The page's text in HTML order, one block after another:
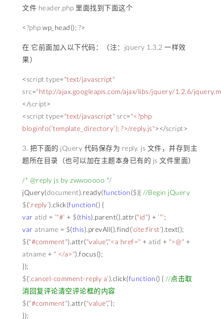
文件 header.php 里面找到下面这个
<?php wp_head(); ?>
在 它前面加入以下代码：（注：jquery 1.3.2 一样效
果）
<script type="text/javascript"
src="http://ajax.googleapis.com/ajax/libs/jquery/1.2.6/
</script>
<script type="text/javascript" src="<?php
bloginfo(‘template_directory’); ?>/reply.js"></script>
3. 把下面的 jQuery 代码保存为 reply. js 文件，并存到主
题所在目录（也可以加在主题本身已有的 js 文件里面）
/* @reply js by zwwooooo */
jQuery(document).ready(function($){ //Begin jQuery
$(‘.reply’).click(function() {
var atid = ‘"#’ + $(this).parent().attr("id") + ‘"’;
var atname = $(this).prevAll().find(‘cite:first’).text();
$("#comment").attr("value","<a href=" + atid + ">@" +
atname + " </a>").focus();
});
$(‘.cancel-comment-reply a’).click(function() { //点击取
消回复评论清空评论框的内容
$("#comment").attr("value",”);
});